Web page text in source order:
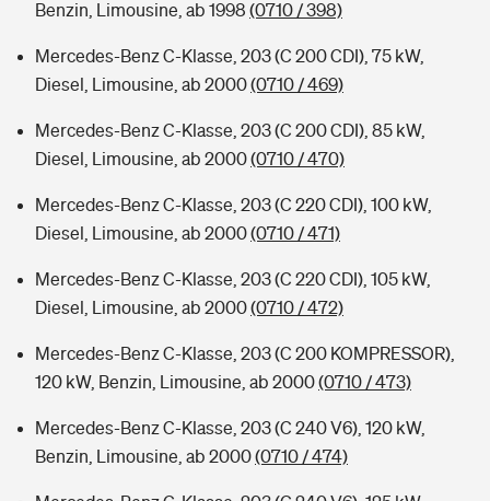
Benzin, Limousine, ab 1998 (0710 / 398)
Mercedes-Benz C-Klasse, 203 (C 200 CDI), 75 kW,
Diesel, Limousine, ab 2000(0710 / 469)
Mercedes-Benz C-Klasse, 203 (C 200 CDI), 85 kW,
Diesel, Limousine, ab 2000(0710 / 470)
Mercedes-Benz C-Klasse, 203 (C 220 CDI), 100 kW,
Diesel, Limousine, ab 2000(0710 / 471)
Mercedes-Benz C-Klasse, 203 (C 220 CDI), 105 kW,
Diesel, Limousine, ab 2000(0710 / 472)
Mercedes-Benz C-Klasse, 203 (C 200 KOMPRESSOR),
120 kW, Benzin, Limousine, ab 2000(0710 / 473)
Mercedes-Benz C-Klasse, 203 (C 240 V6), 120 kW,
Benzin, Limousine, ab 2000(0710 / 474)